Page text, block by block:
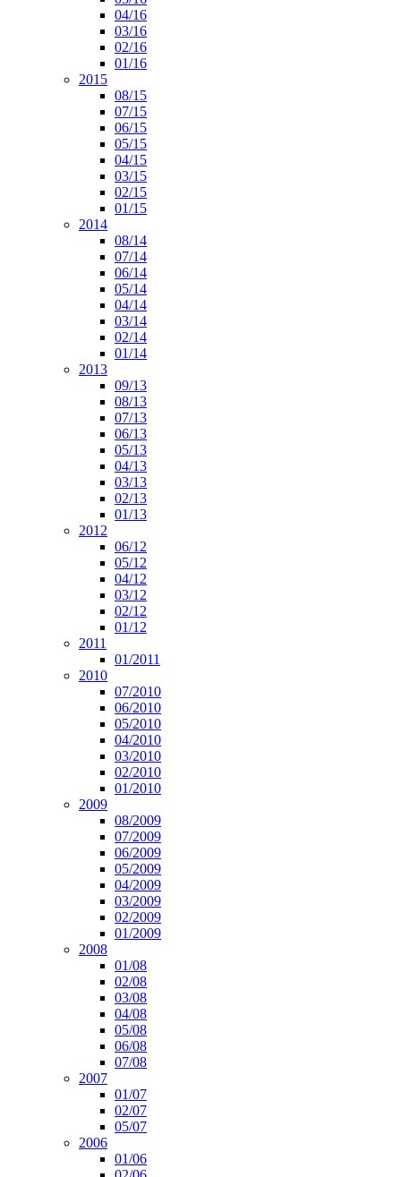
04/16
03/16
02/16
01/16
2015
08/15
07/15
06/15
05/15
04/15
03/15
02/15
01/15
2014
08/14
07/14
06/14
05/14
04/14
03/14
02/14
01/14
2013
09/13
08/13
07/13
06/13
05/13
04/13
03/13
02/13
01/13
2012
06/12
05/12
04/12
03/12
02/12
01/12
2011
01/2011
2010
07/2010
06/2010
05/2010
04/2010
03/2010
02/2010
01/2010
2009
08/2009
07/2009
06/2009
05/2009
04/2009
03/2009
02/2009
01/2009
2008
01/08
02/08
03/08
04/08
05/08
06/08
07/08
2007
01/07
02/07
05/07
2006
01/06